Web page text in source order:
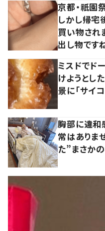
京都・祇園
しかし帰宅
買い物され
出し物です
ミスドでド
けようと
景に「サイ
胸部に違和
常はありま
た”まさか